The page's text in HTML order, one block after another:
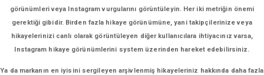
görünümleri veya Instagram vurgularını görüntüleyin. Her iki metriğin önemi
gerektiği gibidir. Birden fazla hikaye görünümüne, yani takipçilerinize veya
hikayelerinizi canlı olarak görüntüleyen diğer kullanıcılara ihtiyacınız varsa,
Instagram hikaye görünümlerini system üzerinden hareket edebilirsiniz.
Ya da markanın en iyisini sergileyen arşivlenmiş hikayeleriniz hakkında daha fazla